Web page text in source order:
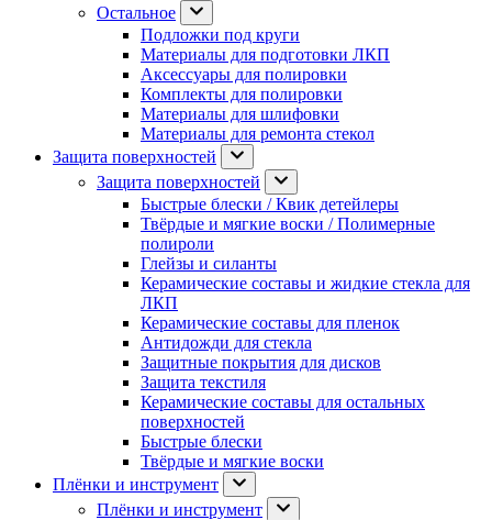
Остальное
Подложки под круги
Материалы для подготовки ЛКП
Аксессуары для полировки
Комплекты для полировки
Материалы для шлифовки
Материалы для ремонта стекол
Защита поверхностей
Защита поверхностей
Быстрые блески / Квик детейлеры
Твёрдые и мягкие воски / Полимерные
полироли
Глейзы и силанты
Керамические составы и жидкие стекла для
ЛКП
Керамические составы для пленок
Антидожди для стекла
Защитные покрытия для дисков
Защита текстиля
Керамические составы для остальных
поверхностей
Быстрые блески
Твёрдые и мягкие воски
Плёнки и инструмент
Плёнки и инструмент